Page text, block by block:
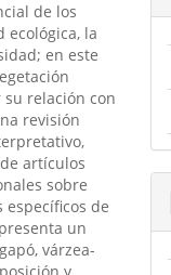
de los
ecológica, la
en este
su relación con
revisión
artículos
sobre
de
un
várzea-